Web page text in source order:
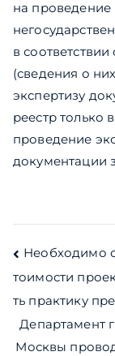
на проведение
в
(сведения о
экспертизу
реестр только
проведение
документации
по
Необходимо
тоимости
ть практику
Департамент
Москвы